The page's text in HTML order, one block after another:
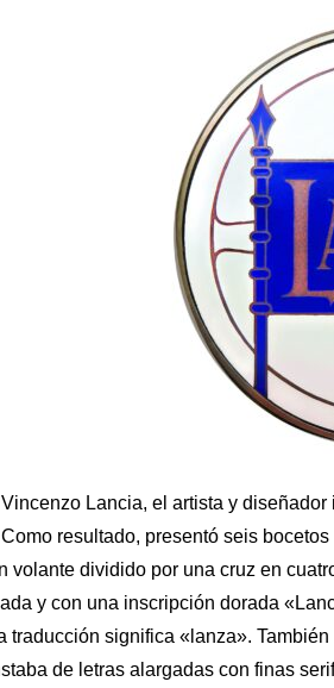
Lancia, el artista y
resultado, presentó seis
volante dividido por una cruz en
y con una inscripción dorada
traducción significa «lanza».
de letras alargadas con finas